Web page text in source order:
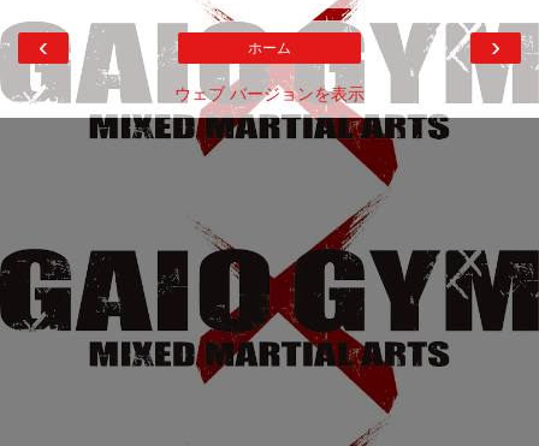
‹ ›
ホーム
ウェブ バージョンを表示